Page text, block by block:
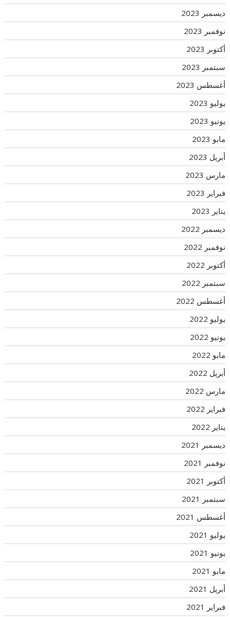
ديسمبر 2023
نوفمبر 2023
أكتوبر 2023
سبتمبر 2023
أغسطس 2023
يوليو 2023
يونيو 2023
مايو 2023
أبريل 2023
مارس 2023
فبراير 2023
يناير 2023
ديسمبر 2022
نوفمبر 2022
أكتوبر 2022
سبتمبر 2022
أغسطس 2022
يوليو 2022
يونيو 2022
مايو 2022
أبريل 2022
مارس 2022
فبراير 2022
يناير 2022
ديسمبر 2021
نوفمبر 2021
أكتوبر 2021
سبتمبر 2021
أغسطس 2021
يوليو 2021
يونيو 2021
مايو 2021
أبريل 2021
فبراير 2021